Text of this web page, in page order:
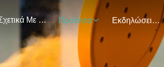
Σχετικά Με Εμάς Προϊόντα Εκδηλώσεις